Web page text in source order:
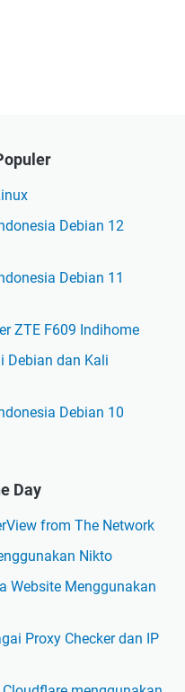
Debian 12
Debian 11
ZTE F609 Indihome
Debian dan Kali
Debian 10
Day
from The Network
Nikto
Website Menggunakan
Proxy Checker dan IP